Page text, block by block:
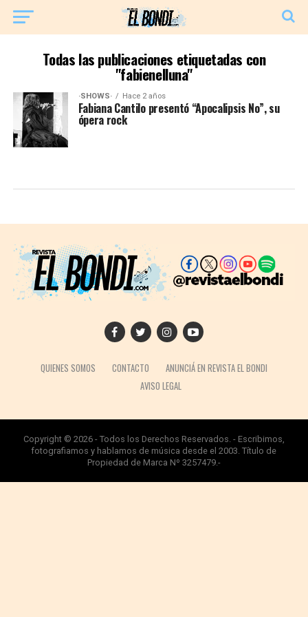
Todas las publicaciones etiquetadas con
"fabienelluna"
·SHOWS· Hace 2 años
Fabiana Cantilo presentó “Apocalipsis No”, su
ópera rock
QUIENES SOMOS CONTACTO
ANUNCIÁ EN REVISTA EL BONDI
AVISO LEGAL
Copyright © 2026 - Todos los Derechos Reservados. - Escribimos,
fotografiamos y hablamos de música desde el 2003. Título de
Propiedad de Marca Nº 3257479.-